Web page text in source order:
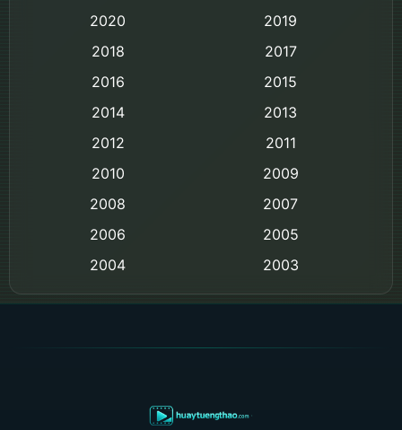
2020
2019
2018
2017
2016
2015
2014
2013
2012
2011
2010
2009
2008
2007
2006
2005
2004
2003
2002
2000